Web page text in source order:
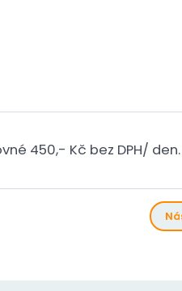
450,- Kč bez DPH/ den.